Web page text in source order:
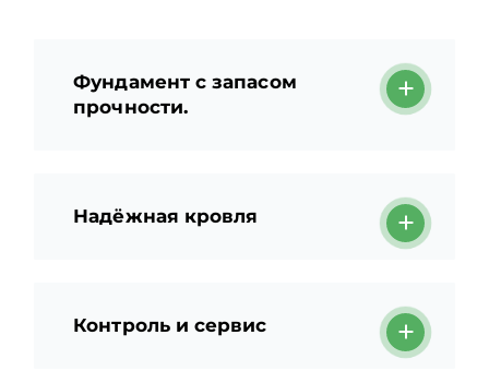
Фундамент с запасом
прочности.
Надёжная кровля
Контроль и сервис